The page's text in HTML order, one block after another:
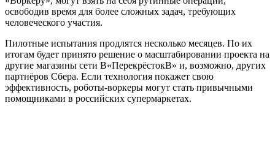
освободив время для более сложных задач, требующих
человеческого участия.
Пилотные испытания продлятся несколько месяцев. По их
итогам будет принято решение о масштабировании проекта на
другие магазины сети В«ПерекрёстокВ» и, возможно, других
партнёров Сбера. Если технология покажет свою
эффективность, роботы-воркеры могут стать привычными
помощниками в российских супермаркетах.